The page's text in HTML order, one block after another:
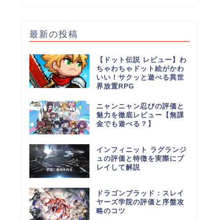
最新の投稿
【ドット伝説 レビュー】わ
ちゃわちゃドット絵がかわ
いい！サクッと遊べる異世
界放置RPG
ニャンニャン忍びの評価と
魅力を徹底レビュー【無課
金でも遊べる？】
インフィニット ラグランジ
ュの評価と特徴を実際にプ
レイして解説
ドラゴンブラッド：スレイ
ヤーズ学院の評価と序盤攻
略のコツ